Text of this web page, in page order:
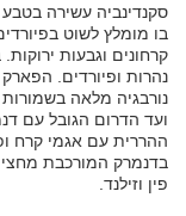
סקנדינביה עשירה בטבע
בו מומלץ לשוט
קרחונים וגבעות
נהרות ופיורדים.
נורבגיה מלאה
בדנמרק המורכבת מחצי
פין וזילנד.